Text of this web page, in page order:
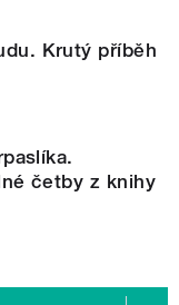
Krutý příběh
četby z knihy